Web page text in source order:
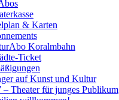
& Karten
Koralmbahn
Ticket
auf Kunst und Kultur
– Theater für junges Publikum